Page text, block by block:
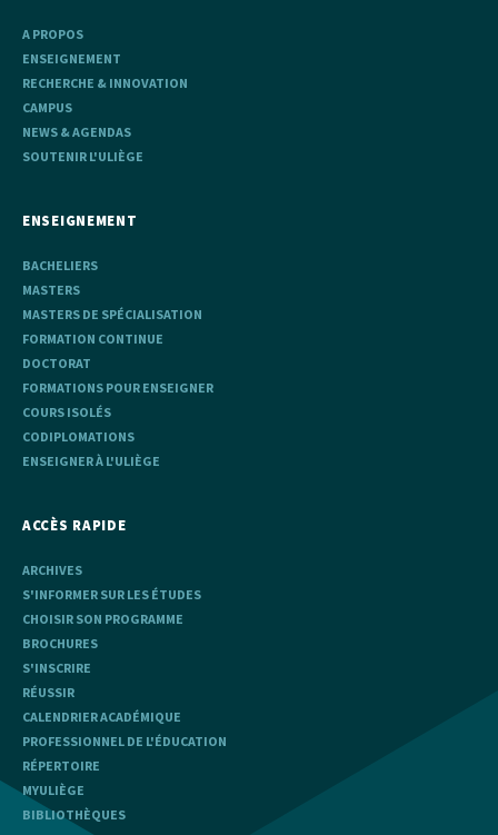
A PROPOS
ENSEIGNEMENT
RECHERCHE & INNOVATION
CAMPUS
NEWS & AGENDAS
SOUTENIR L'ULIÈGE
ENSEIGNEMENT
BACHELIERS
MASTERS
MASTERS DE SPÉCIALISATION
FORMATION CONTINUE
DOCTORAT
FORMATIONS POUR ENSEIGNER
COURS ISOLÉS
CODIPLOMATIONS
ENSEIGNER À L'ULIÈGE
ACCÈS RAPIDE
ARCHIVES
S'INFORMER SUR LES ÉTUDES
CHOISIR SON PROGRAMME
BROCHURES
S'INSCRIRE
RÉUSSIR
CALENDRIER ACADÉMIQUE
PROFESSIONNEL DE L'ÉDUCATION
RÉPERTOIRE
MYULIÈGE
BIBLIOTHÈQUES